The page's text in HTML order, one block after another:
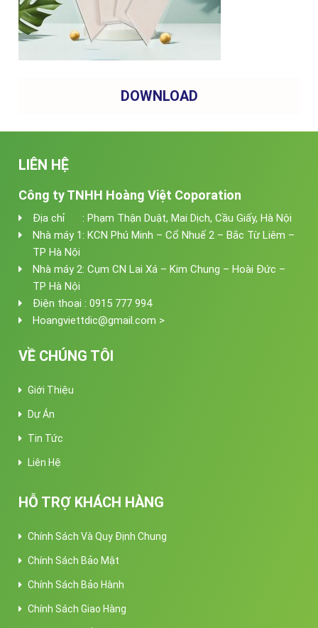
DOWNLOAD
LIÊN HỆ
Công ty TNHH Hoàng Việt Coporation
Địa chỉ : Phạm Thận Duật, Mai Dịch, Cầu Giấy, Hà Nội
Nhà máy 1: KCN Phú Minh – Cổ Nhuế 2 – Bắc Từ Liêm –
TP Hà Nội
Nhà máy 2: Cụm CN Lai Xá – Kim Chung – Hoài Đức –
TP Hà Nội
Điện thoại : 0915 777 994
Hoangviettdic@gmail.com >
VỀ CHÚNG TÔI
Giới Thiệu
Dự Án
Tin Tức
Liên Hệ
HỖ TRỢ KHÁCH HÀNG
Chính Sách Và Quy Định Chung
Chính Sách Bảo Mật
Chính Sách Bảo Hành
Chính Sách Giao Hàng